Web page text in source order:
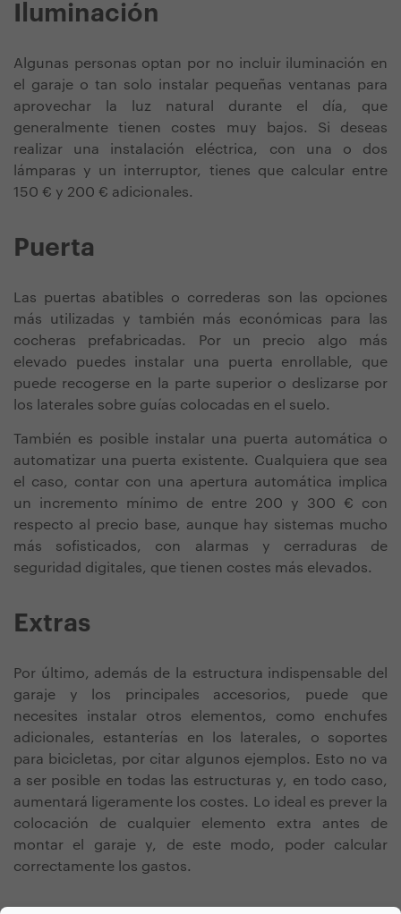
Iluminación
Algunas personas optan por no incluir iluminación en
el garaje o tan solo instalar pequeñas ventanas para
aprovechar la luz natural durante el día, que
generalmente tienen costes muy bajos. Si deseas
realizar una instalación eléctrica, con una o dos
lámparas y un interruptor, tienes que calcular entre
150 € y 200 € adicionales.
Puerta
Las puertas abatibles o correderas son las opciones
más utilizadas y también más económicas para las
cocheras prefabricadas. Por un precio algo más
elevado puedes instalar una puerta enrollable, que
puede recogerse en la parte superior o deslizarse por
los laterales sobre guías colocadas en el suelo.
También es posible instalar una puerta automática o
automatizar una puerta existente. Cualquiera que sea
el caso, contar con una apertura automática implica
un incremento mínimo de entre 200 y 300 € con
respecto al precio base, aunque hay sistemas mucho
más sofisticados, con alarmas y cerraduras de
seguridad digitales, que tienen costes más elevados.
Extras
Por último, además de la estructura indispensable del
garaje y los principales accesorios, puede que
necesites instalar otros elementos, como enchufes
adicionales, estanterías en los laterales, o soportes
para bicicletas, por citar algunos ejemplos. Esto no va
a ser posible en todas las estructuras y, en todo caso,
aumentará ligeramente los costes. Lo ideal es prever la
colocación de cualquier elemento extra antes de
montar el garaje y, de este modo, poder calcular
correctamente los gastos.